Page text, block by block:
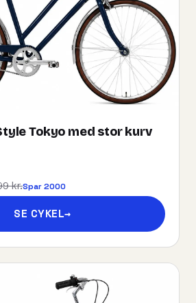
Tokyo med stor kurv
kr.Spar 2000
SE CYKEL→